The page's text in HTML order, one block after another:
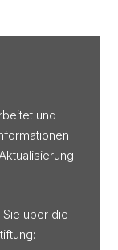
und
über die